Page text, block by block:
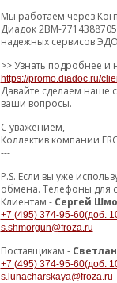
Мы работаем через
Диадок 2BM-
надежных сервисов
>> Узнать подробнее и
https://promo.diadoc.ru/
Давайте сделаем наше
ваши вопросы.
С уважением,
Коллектив компании
---
P.S. Если вы уже
обмена. Телефоны для
Клиентам - Сергей
+7 (495) 374-95-60(доб.
s.shmorgun@froza.ru
Поставщикам -
+7 (495) 374-95-60(доб.
s.lunacharskaya@froza.ru